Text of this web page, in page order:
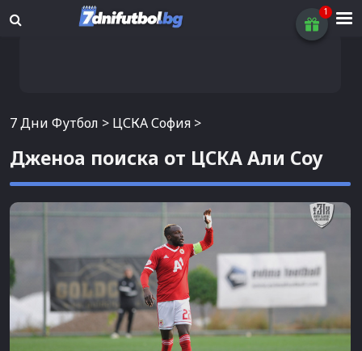
7 Дни Футбол > ЦСКА София >
Дженоа поиска от ЦСКА Али Соу